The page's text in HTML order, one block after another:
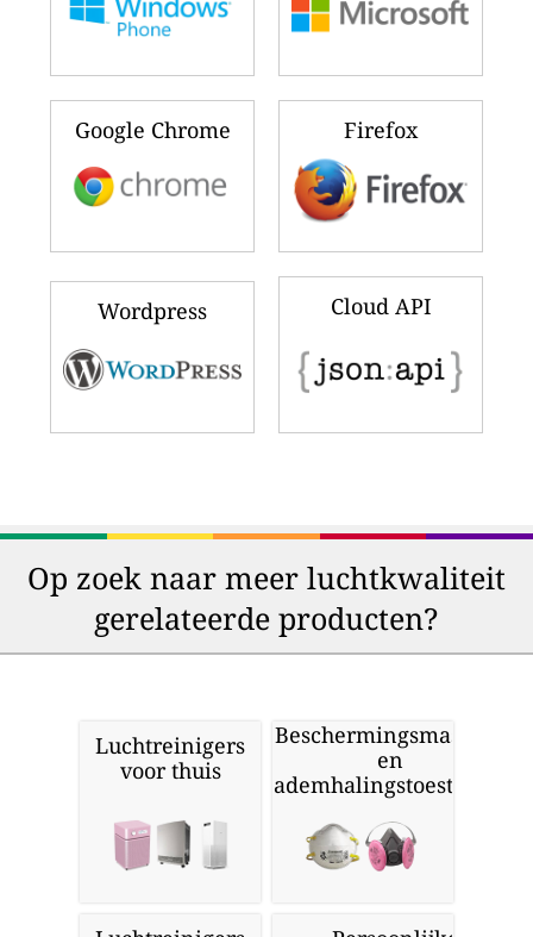
Google Chrome Firefox
Wordpress Cloud API
Op zoek naar meer luchtkwaliteit
gerelateerde producten?
Luchtreinigers
voor thuis
Beschermingsmaskers
en
ademhalingstoestellen